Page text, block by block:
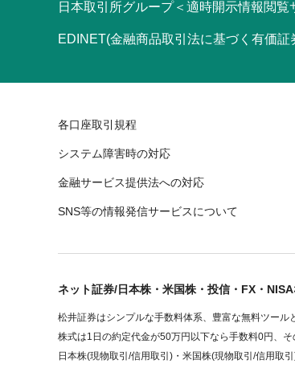
日本取引所グループ＜適時開示情報閲覧
EDINET(金融商品取引法に基づく有価
各口座取引規程
システム障害時の対応
金融サービス提供法への対応
SNS等の情報発信サービスについて
ネット証券/日本株・米国株・投信・FX・
松井証券はシンプルな手数料体系、豊富な無料ツール
株式は1日の約定代金が50万円以下なら手数料0円、
日本株(現物取引/信用取引)・米国株(現物取引/信用取